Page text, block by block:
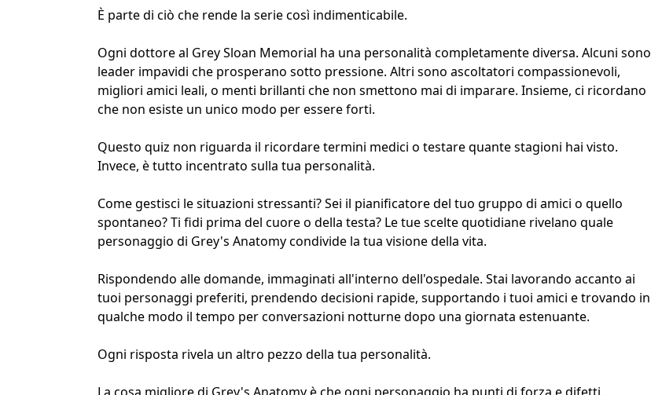
È parte di ciò che rende la serie così indimenticabile.
Ogni dottore al Grey Sloan Memorial ha una personalità completamente diversa. Alcuni sono
leader impavidi che prosperano sotto pressione. Altri sono ascoltatori compassionevoli,
migliori amici leali, o menti brillanti che non smettono mai di imparare. Insieme, ci ricordano
che non esiste un unico modo per essere forti.
Questo quiz non riguarda il ricordare termini medici o testare quante stagioni hai visto.
Invece, è tutto incentrato sulla tua personalità.
Come gestisci le situazioni stressanti? Sei il pianificatore del tuo gruppo di amici o quello
spontaneo? Ti fidi prima del cuore o della testa? Le tue scelte quotidiane rivelano quale
personaggio di Grey's Anatomy condivide la tua visione della vita.
Rispondendo alle domande, immaginati all'interno dell'ospedale. Stai lavorando accanto ai
tuoi personaggi preferiti, prendendo decisioni rapide, supportando i tuoi amici e trovando in
qualche modo il tempo per conversazioni notturne dopo una giornata estenuante.
Ogni risposta rivela un altro pezzo della tua personalità.